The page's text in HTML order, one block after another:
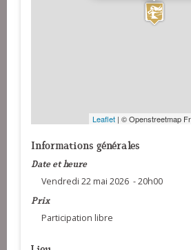
Leaflet | © Openstreetmap
Informations générales
Date et heure
Vendredi 22 mai 2026 - 20h00
Prix
Participation libre